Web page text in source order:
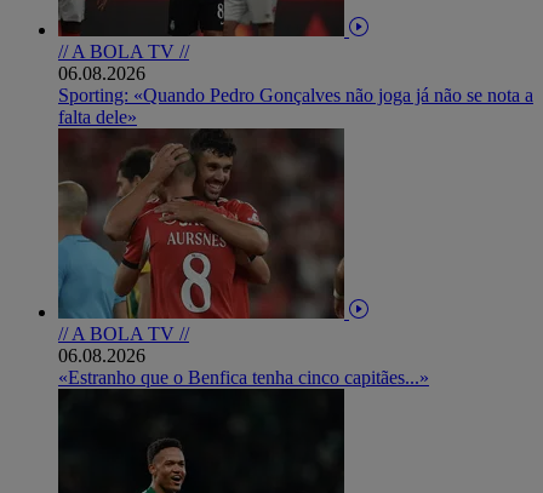
// A BOLA TV //
06.08.2026
Sporting: «Quando Pedro Gonçalves não joga já não se nota a
falta dele»
// A BOLA TV //
06.08.2026
«Estranho que o Benfica tenha cinco capitães...»